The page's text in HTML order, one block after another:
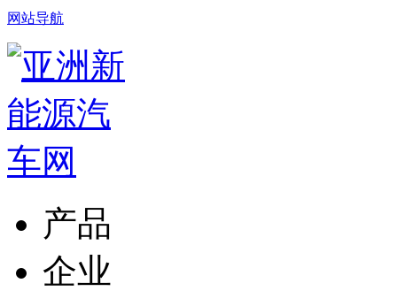
网站导航
产品
企业